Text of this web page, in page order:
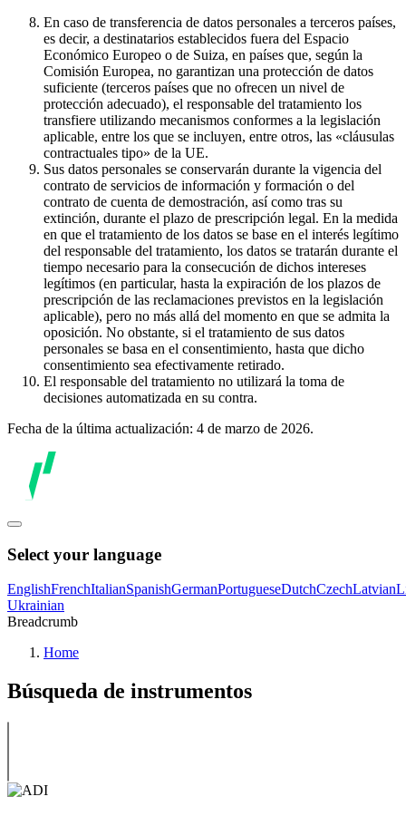
En caso de transferencia de datos personales a terceros países,
es decir, a destinatarios establecidos fuera del Espacio
Económico Europeo o de Suiza, en países que, según la
Comisión Europea, no garantizan una protección de datos
suficiente (terceros países que no ofrecen un nivel de
protección adecuado), el responsable del tratamiento los
transfiere utilizando mecanismos conformes a la legislación
aplicable, entre los que se incluyen, entre otros, las «cláusulas
contractuales tipo» de la UE.
Sus datos personales se conservarán durante la vigencia del
contrato de servicios de información y formación o del
contrato de cuenta de demostración, así como tras su
extinción, durante el plazo de prescripción legal. En la medida
en que el tratamiento de los datos se base en el interés legítimo
del responsable del tratamiento, los datos se tratarán durante el
tiempo necesario para la consecución de dichos intereses
legítimos (en particular, hasta la expiración de los plazos de
prescripción de las reclamaciones previstos en la legislación
aplicable), pero no más allá del momento en que se admita la
oposición. No obstante, si el tratamiento de sus datos
personales se basa en el consentimiento, hasta que dicho
consentimiento sea efectivamente retirado.
El responsable del tratamiento no utilizará la toma de
decisiones automatizada en su contra.
Fecha de la última actualización: 4 de marzo de 2026.
Select your language
EnglishFrenchItalianSpanishGermanPortugueseDutchCzechLatvian
Ukrainian
Breadcrumb
Home
Búsqueda de instrumentos